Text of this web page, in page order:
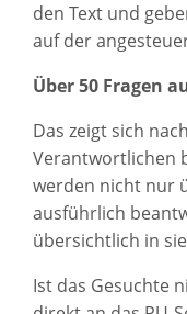
den Text und
auf der
Über 50 Fragen
Das zeigt sich
Verantwortlichen
werden nicht nur
ausführlich
übersichtlich in
Ist das Gesuchte